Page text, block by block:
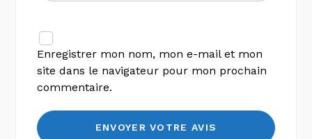
Enregistrer mon nom, mon e-mail et mon
site dans le navigateur pour mon prochain
commentaire.